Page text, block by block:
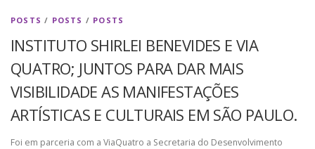
POSTS / POSTS / POSTS
INSTITUTO SHIRLEI BENEVIDES E VIA
QUATRO; JUNTOS PARA DAR MAIS
VISIBILIDADE AS MANIFESTAÇÕES
ARTÍSTICAS E CULTURAIS EM SÃO PAULO.
Foi em parceria com a ViaQuatro a Secretaria do Desenvolvimento